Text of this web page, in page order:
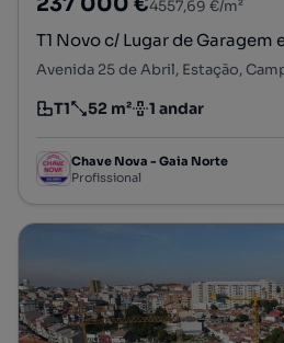
4557,69 €/m²
T1 Novo c/ Lugar de
Avenida 25 de Abril, Estação,
Tipologia
T1
Preço por metro quadrado
52 m²
Andar 1 andar
Chave Nova - Gaia Norte
Profissional